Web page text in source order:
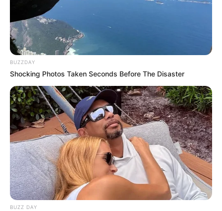
JASB - Jornal dos Agentes de Saúde do Brasil
www.jasb.com.br.
Edição Geral: JASB.
Encaminhamento de denúncia ao JASB:
BUZZDAY
Shocking Photos Taken Seconds Before The Disaster
BUZZ DAY